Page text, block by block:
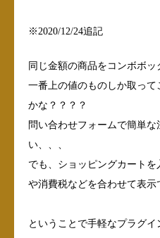
※2020/12/24追記
同じ金額の商品をコンボボ
一番上の値のものしか取っ
かな？？？？
問い合わせフォームで簡単
い、、、
でも、ショッピングカート
や消費税などを合わせて表示
ということで手軽なプラグイ